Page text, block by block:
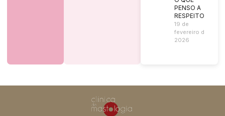
PENSO A
RESPEITO?
19 de
fevereiro de
2026